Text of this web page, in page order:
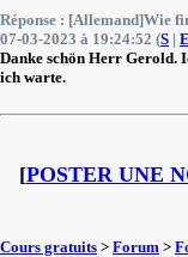
Réponse : [Allemand]Wie
07-03-2023 à 19:24:52 (S | E
Danke schön Herr Gerold.
ich warte.
[POSTER UNE
Cours gratuits > Forum >